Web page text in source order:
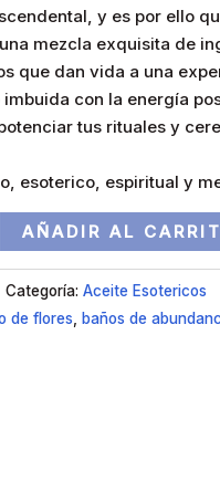
y es por ello
mezcla exquisita de
que dan vida a una
con la energía
tus rituales y
esoterico, espiritual y
AÑADIR AL
Categoría:Aceite Esotericos
de flores ,baños de